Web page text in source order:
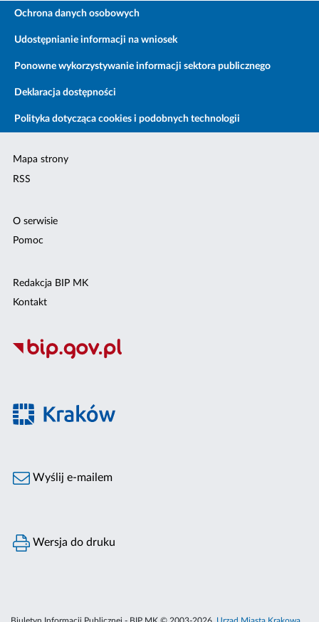
Ochrona danych osobowych
Udostępnianie informacji na wniosek
Ponowne wykorzystywanie informacji sektora publicznego
Deklaracja dostępności
Polityka dotycząca cookies i podobnych technologii
Mapa strony
RSS
O serwisie
Pomoc
Redakcja BIP MK
Kontakt
Wyślij e-mailem
Wersja do druku